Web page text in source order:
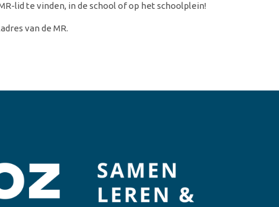
lid te vinden, in de school of op het schoolplein!
van de MR.